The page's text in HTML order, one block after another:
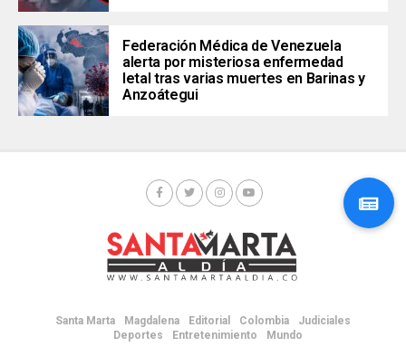
Federación Médica de Venezuela
alerta por misteriosa enfermedad
letal tras varias muertes en Barinas y
Anzoátegui
Santa Marta Magdalena Editorial Colombia
Judiciales
Deportes
Entretenimiento Mundo